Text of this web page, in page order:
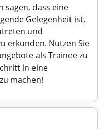
sagen, dass eine
Gelegenheit ist,
und
erkunden. Nutzen Sie
als Trainee zu
in eine
machen!